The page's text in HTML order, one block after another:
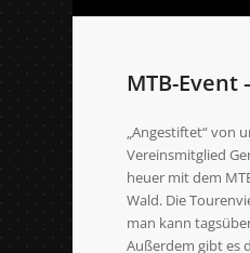
MTB-Event
„Angestiftet“ von
Vereinsmitglied
heuer mit dem
Wald. Die
man kann
Außerdem gibt es